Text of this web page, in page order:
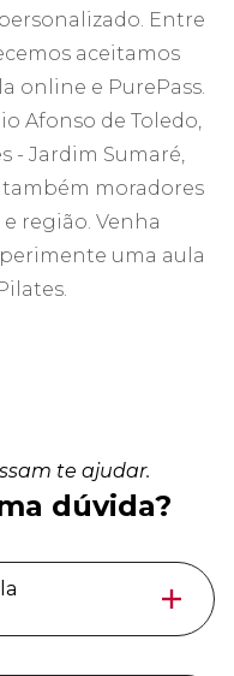
Entre
aceitamos
online e PurePass.
Afonso de Toledo,
- Jardim Sumaré,
também moradores
região. Venha
uma aula
te ajudar.
dúvida?